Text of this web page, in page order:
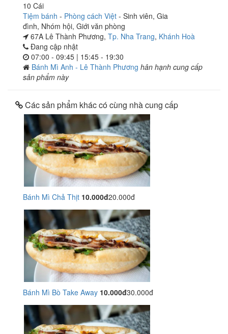
10 Cái
Tiệm bánh - Phòng cách Việt - Sinh viên, Gia
đình, Nhóm hội, Giới văn phòng
67A Lê Thành Phương, Tp. Nha Trang, Khánh Hoà
Đang cập nhật
07:00 - 09:45 | 15:45 - 19:30
Bánh Mì Anh - Lê Thành Phương hân hạnh cung cấp
sản phẩm này
Các sản phẩm khác có cùng nhà cung cấp
Bánh Mì Chả Thịt 10.000đ20.000đ
Bánh Mì Bò Take Away 10.000đ30.000đ